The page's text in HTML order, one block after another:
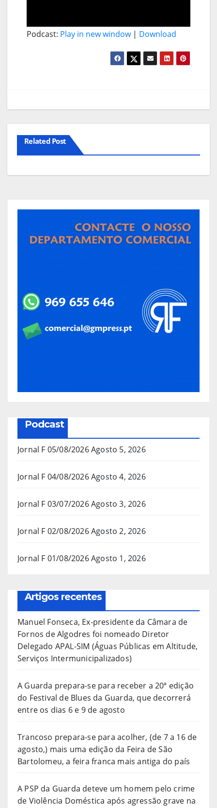
Podcast: Play in new window| Download
Related Post
Podcast
Jornal F 05/08/2026Agosto 5, 2026
Jornal F 04/08/2026Agosto 4, 2026
Jornal F 03/07/2026Agosto 3, 2026
Jornal F 02/08/2026Agosto 2, 2026
Jornal F 01/08/2026Agosto 1, 2026
Artigos recentes
Manuel Fonseca, Ex-presidente da Câmara de
Fornos de Algodres foi nomeado Diretor
Delegado APAL-SIM (Águas Públicas em Altitude,
Serviços Intermunicipalizados)
A Guarda prepara-se para receber a 20ª edição
do Festival de Blues da Guarda, que decorrerá
entre os dias 6 e 9 de agosto
Trancoso prepara-se para acolher, (de 7 a 16 de
agosto,) mais uma edição da Feira de São
Bartolomeu, a feira franca mais antiga do país
A PSP da Guarda deteve um homem pelo crime
de Violência Doméstica após agressão grave na